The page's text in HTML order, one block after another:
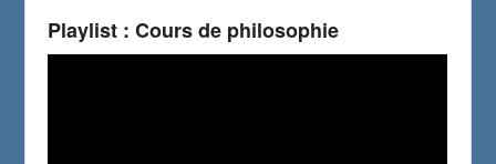
Playlist : Cours de philosophie